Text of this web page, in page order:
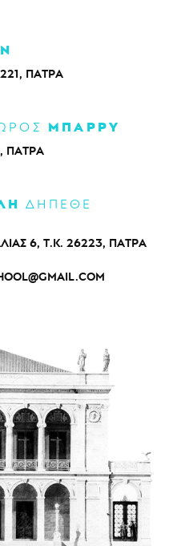
ΠΑΤΡΑ
ΜΠΑΡΡΥ
ΠΑΤΡΑ
ΔΗΠΕΘΕ
6, Τ.Κ. 26223, ΠΑΤΡΑ